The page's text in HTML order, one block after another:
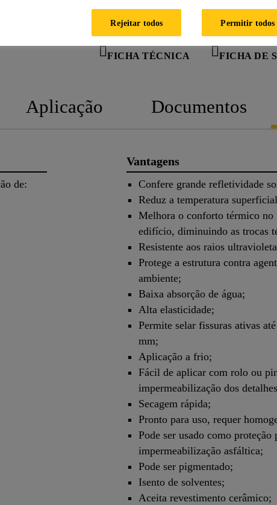
FICHA TÉCNICA FICHA DE
Aplicação Documentos
de:
Vantagens
Confere grande refletividade
Reduz a temperatura
Melhora o conforto térmico no
edifício, diminuindo as trocas
Resistente aos raios
Protege a estrutura contra
ambiente;
Baixa absorção de água;
Alta elasticidade;
Permite selar fissuras ativas
mm;
Aplicação a frio;
Fácil de aplicar com rolo ou
impermeabilização dos
Secagem rápida;
Pronto para uso, requer
Pode ser usado como
impermeabilização asfáltica;
Pode ser pigmentado;
Isento de solventes;
Aceita revestimento cerâmico;
Rejeitar todos Permitir todos